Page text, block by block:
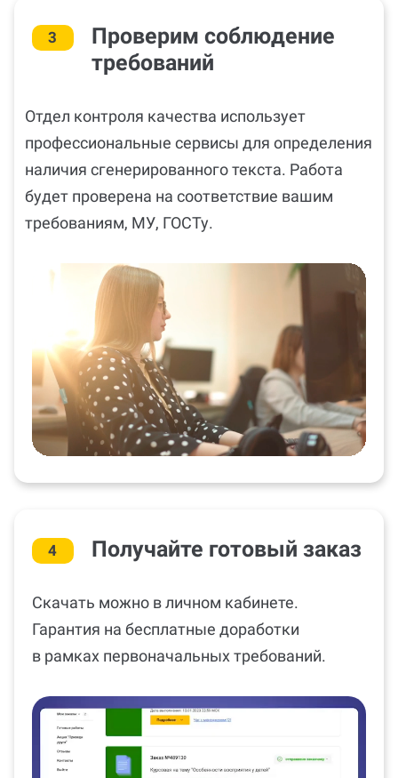
3
Проверим соблюдение
требований
Отдел контроля качества использует
профессиональные сервисы для определения
наличия сгенерированного текста. Работа
будет проверена на соответствие вашим
требованиям, МУ, ГОСТу.
4 Получайте готовый заказ
Скачать можно в личном кабинете.
Гарантия на бесплатные доработки
в рамках первоначальных требований.